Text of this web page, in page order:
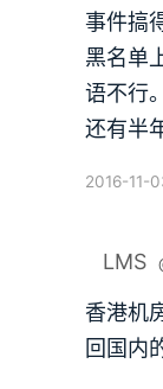
事件搞
黑名单
语不行。
还有半
2016-11-
LMS
香港机
回国内